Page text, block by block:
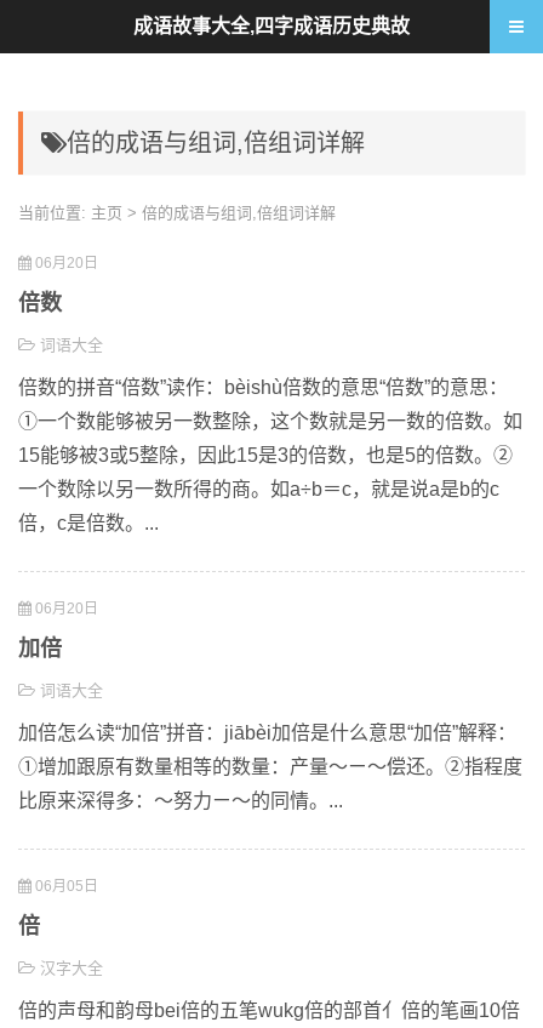
倍的成语与组词,倍组词详解
当前位置: 主页 > 倍的成语与组词,倍组词详解
06月20日
倍数
词语大全
倍数的拼音“倍数”读作：bèishù倍数的意思“倍数”的意思：
①一个数能够被另一数整除，这个数就是另一数的倍数。如
15能够被3或5整除，因此15是3的倍数，也是5的倍数。②
一个数除以另一数所得的商。如a÷b＝c，就是说a是b的c
倍，c是倍数。...
06月20日
加倍
词语大全
加倍怎么读“加倍”拼音：jiābèi加倍是什么意思“加倍”解释：
①增加跟原有数量相等的数量：产量～ㄧ～偿还。②指程度
比原来深得多：～努力ㄧ～的同情。...
06月05日
倍
汉字大全
倍的声母和韵母bei倍的五笔wukg倍的部首亻倍的笔画10倍
成语故事大全,四字成语历史典故